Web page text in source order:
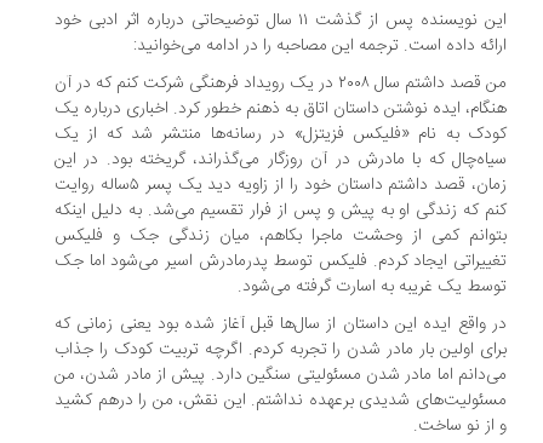
این نویسنده پس از گذشت ۱۱ سال توضیحاتی درباره اثر ادبی خود
داده است. ترجمه این مصاحبه را در ادامه می‌خوانید:
من قصد داشتم سال ۲۰۰۸ در یک رویداد فرهنگی شرکت کنم که در آن
ایده نوشتن داستان اتاق به ذهنم خطور کرد. اخباری درباره یک
به نام «فلیکس فزیتزل» در رسانه‌ها منتشر شد که از یک
که با مادرش در آن روزگار می‌گذراند، گریخته بود. در این
زمان، قصد داشتم داستان خود را از زاویه دید یک پسر ۵ساله روایت
که زندگی او به پیش و پس از فرار تقسیم می‌شد. به دلیل اینکه
کمی از وحشت ماجرا بکاهم، میان زندگی جک و فلیکس
ایجاد کردم. فلیکس توسط پدرمادرش اسیر می‌شود اما جک
یک غریبه به اسارت گرفته می‌شود.
واقع ایده این داستان از سال‌ها قبل آغاز شده بود یعنی زمانی که
اولین بار مادر شدن را تجربه کردم. اگرچه تربیت کودک را جذاب
اما مادر شدن مسئولیتی سنگین دارد. پیش از مادر شدن، من
شدیدی برعهده نداشتم. این نقش، من را درهم کشید
نو ساخت.